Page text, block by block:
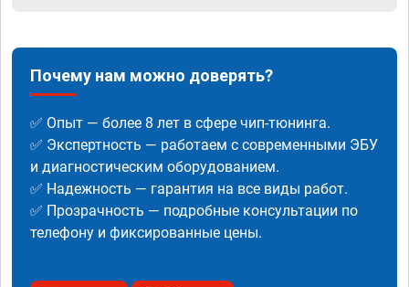
Почему нам можно доверять?
✅ Опыт — более 8 лет в сфере чип-тюнинга.
✅ Экспертность — работаем с современными ЭБУ
и диагностическим оборудованием.
✅ Надежность — гарантия на все виды работ.
✅ Прозрачность — подробные консультации по
телефону и фиксированные цены.